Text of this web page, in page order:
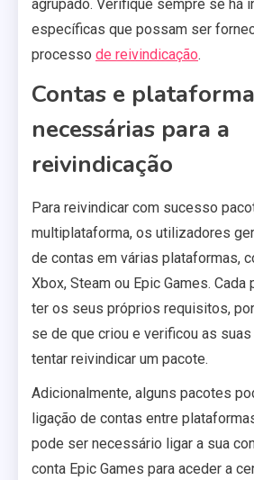
agrupado. Verifique sempre se há
específicas que possam ser
processo de reivindicação.
Contas e
necessárias para a
reivindicação
Para reivindicar com sucesso
multiplataforma, os utilizadores
de contas em várias plataformas,
Xbox, Steam ou Epic Games. Cada
ter os seus próprios requisitos,
se de que criou e verificou as
tentar reivindicar um pacote.
Adicionalmente, alguns pacotes
ligação de contas entre
pode ser necessário ligar a sua
conta Epic Games para aceder a